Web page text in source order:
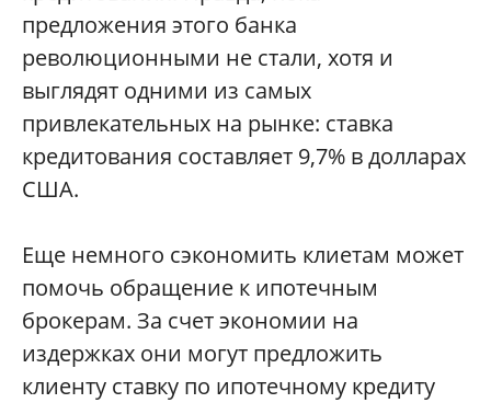
предложения этого банка
революционными не стали, хотя и
выглядят одними из самых
привлекательных на рынке: ставка
кредитования составляет 9,7% в долларах
США.
Еще немного сэкономить клиетам может
помочь обращение к ипотечным
брокерам. За счет экономии на
издержках они могут предложить
клиенту ставку по ипотечному кредиту